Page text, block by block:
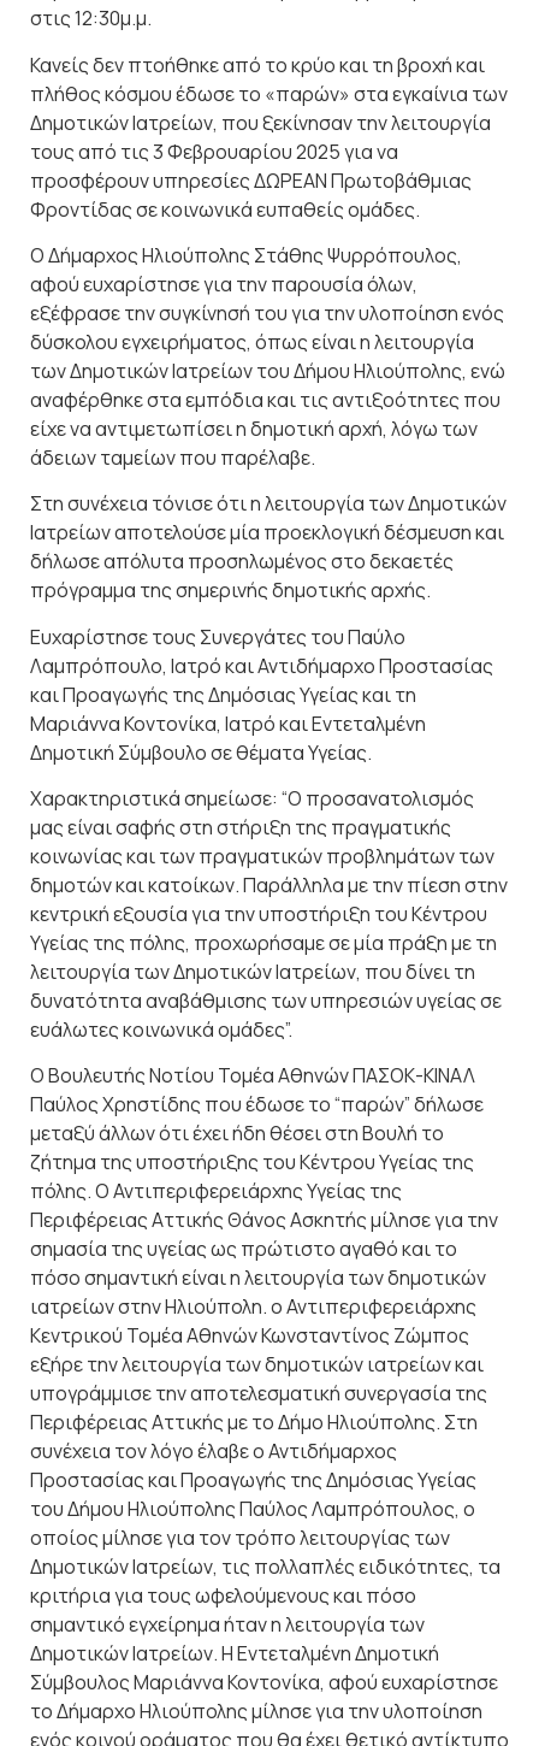
στις 12:30μ.μ.
Κανείς δεν πτοήθηκε από το κρύο και τη βροχή και
πλήθος κόσμου έδωσε το «παρών» στα εγκαίνια των
Δημοτικών Ιατρείων, που ξεκίνησαν την λειτουργία
τους από τις 3 Φεβρουαρίου 2025 για να
προσφέρουν υπηρεσίες ΔΩΡΕΑΝ Πρωτοβάθμιας
Φροντίδας σε κοινωνικά ευπαθείς ομάδες.
Ο Δήμαρχος Ηλιούπολης Στάθης Ψυρρόπουλος,
αφού ευχαρίστησε για την παρουσία όλων,
εξέφρασε την συγκίνησή του για την υλοποίηση ενός
δύσκολου εγχειρήματος, όπως είναι η λειτουργία
των Δημοτικών Ιατρείων του Δήμου Ηλιούπολης, ενώ
αναφέρθηκε στα εμπόδια και τις αντιξοότητες που
είχε να αντιμετωπίσει η δημοτική αρχή, λόγω των
άδειων ταμείων που παρέλαβε.
Στη συνέχεια τόνισε ότι η λειτουργία των Δημοτικών
Ιατρείων αποτελούσε μία προεκλογική δέσμευση και
δήλωσε απόλυτα προσηλωμένος στο δεκαετές
πρόγραμμα της σημερινής δημοτικής αρχής.
Ευχαρίστησε τους Συνεργάτες του Παύλο
Λαμπρόπουλο, Ιατρό και Αντιδήμαρχο Προστασίας
και Προαγωγής της Δημόσιας Υγείας και τη
Μαριάννα Κοντονίκα, Ιατρό και Εντεταλμένη
Δημοτική Σύμβουλο σε θέματα Υγείας.
Χαρακτηριστικά σημείωσε: “Ο προσανατολισμός
μας είναι σαφής στη στήριξη της πραγματικής
κοινωνίας και των πραγματικών προβλημάτων των
δημοτών και κατοίκων. Παράλληλα με την πίεση στην
κεντρική εξουσία για την υποστήριξη του Κέντρου
Υγείας της πόλης, προχωρήσαμε σε μία πράξη με τη
λειτουργία των Δημοτικών Ιατρείων, που δίνει τη
δυνατότητα αναβάθμισης των υπηρεσιών υγείας σε
ευάλωτες κοινωνικά ομάδες”.
Ο Βουλευτής Νοτίου Τομέα Αθηνών ΠΑΣΟΚ-ΚΙΝΑΛ
Παύλος Χρηστίδης που έδωσε το “παρών” δήλωσε
μεταξύ άλλων ότι έχει ήδη θέσει στη Βουλή το
ζήτημα της υποστήριξης του Κέντρου Υγείας της
πόλης. Ο Αντιπεριφερειάρχης Υγείας της
Περιφέρειας Αττικής Θάνος Ασκητής μίλησε για την
σημασία της υγείας ως πρώτιστο αγαθό και το
πόσο σημαντική είναι η λειτουργία των δημοτικών
ιατρείων στην Ηλιούπολη. ο Αντιπεριφερειάρχης
Κεντρικού Τομέα Αθηνών Κωνσταντίνος Ζώμπος
εξήρε την λειτουργία των δημοτικών ιατρείων και
υπογράμμισε την αποτελεσματική συνεργασία της
Περιφέρειας Αττικής με το Δήμο Ηλιούπολης. Στη
συνέχεια τον λόγο έλαβε ο Αντιδήμαρχος
Προστασίας και Προαγωγής της Δημόσιας Υγείας
του Δήμου Ηλιούπολης Παύλος Λαμπρόπουλος, ο
οποίος μίλησε για τον τρόπο λειτουργίας των
Δημοτικών Ιατρείων, τις πολλαπλές ειδικότητες, τα
κριτήρια για τους ωφελούμενους και πόσο
σημαντικό εγχείρημα ήταν η λειτουργία των
Δημοτικών Ιατρείων. Η Εντεταλμένη Δημοτική
Σύμβουλος Μαριάννα Κοντονίκα, αφού ευχαρίστησε
το Δήμαρχο Ηλιούπολης μίλησε για την υλοποίηση
ενός κοινού οράματος που θα έχει θετικό αντίκτυπο